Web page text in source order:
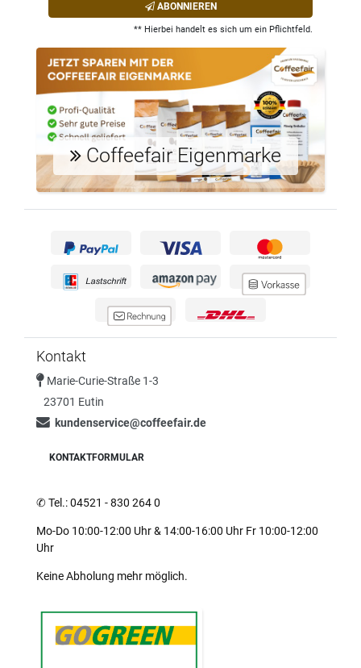
ABONNIEREN
** Hierbei handelt es sich um ein Pflichtfeld.
Coffeefair Eigenmarke
Kontakt
Marie-Curie-Straße 1-3
23701 Eutin
kundenservice@coffeefair.de
KONTAKTFORMULAR
✆Tel.: 04521 - 830 264 0
Mo-Do 10:00-12:00 Uhr & 14:00-16:00 Uhr Fr 10:00-12:00
Uhr
Keine Abholung mehr möglich.